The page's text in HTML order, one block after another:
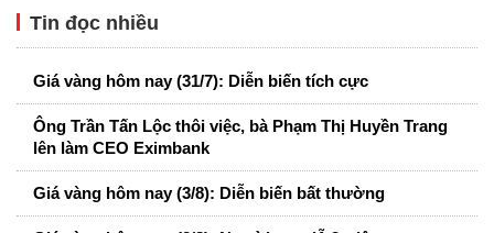
Tin đọc nhiều
Giá vàng hôm nay (31/7): Diễn biến tích cực
Ông Trần Tấn Lộc thôi việc, bà Phạm Thị Huyền Trang
lên làm CEO Eximbank
Giá vàng hôm nay (3/8): Diễn biến bất thường